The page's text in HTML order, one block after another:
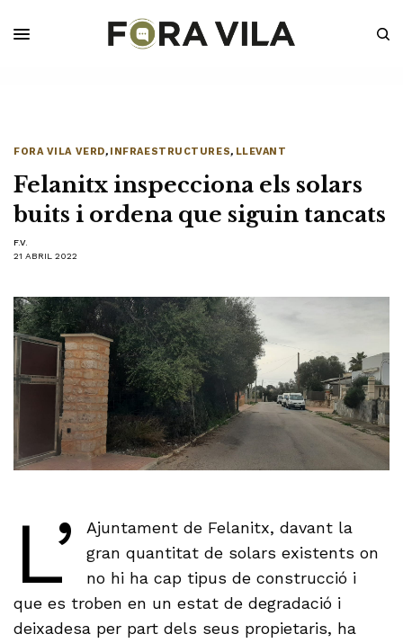
FORA VILA VERD, INFRAESTRUCTURES, LLEVANT
Felanitx inspecciona els solars
buits i ordena que siguin tancats
F.V.
21 ABRIL 2022
L’
Ajuntament de Felanitx, davant la
gran quantitat de solars existents on
no hi ha cap tipus de construcció i
que es troben en un estat de degradació i
deixadesa per part dels seus propietaris, ha